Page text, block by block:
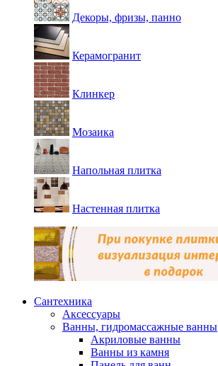
Декоры, фризы, панно
Керамогранит
Клинкер
Мозаика
Напольная плитка
Настенная плитка
Сантехника
Аксессуары
Ванны, гидромассажные ванны
Акриловые ванны
Ванны из камня